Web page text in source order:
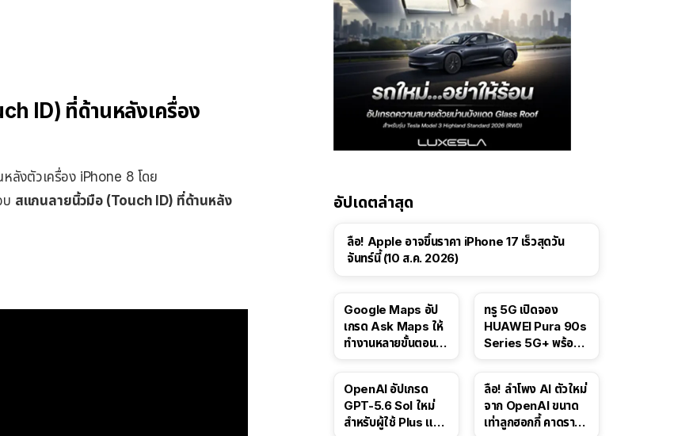
ID) ที่ด้านหลังเครื่อง
ลังตัวเครื่อง iPhone 8 โดย
บ สแกนลายนิ้วมือ (Touch ID) ที่ด้านหลัง
อัปเดตล่าสุด
ลือ! Apple อาจขึ้นราคา iPhone 17 เร็วสุดวัน
จันทร์นี้ (10 ส.ค. 2026)
Google Maps อัป
เกรด Ask Maps ให้
ทำงานหลายขั้นตอนได้
สาธารณะ
ทรู 5G เปิดจอง
HUAWEI Pura 90s
Series 5G+ พร้อม
OpenAI อัปเกรด
GPT-5.6 Sol ใหม่
สำหรับผู้ใช้ Plus และ
ลือ! ลำโพง AI ตัวใหม่
จาก OpenAI ขนาด
เท่าลูกฮอกกี้ คาดราคา